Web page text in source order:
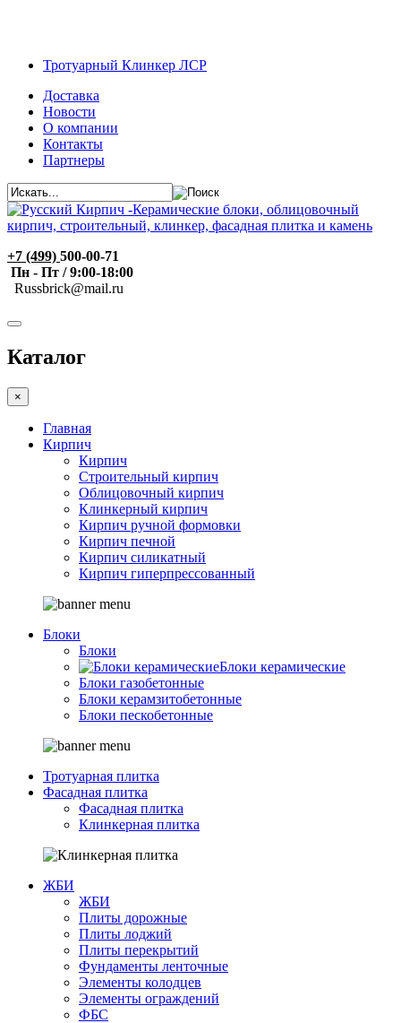
Тротуарный Клинкер ЛСР
Доставка
Новости
О компании
Контакты
Партнеры
+7 (499) 500-00-71
Пн - Пт / 9:00-18:00
Russbrick@mail.ru
Каталог
×
Главная
Кирпич
Кирпич
Строительный кирпич
Облицовочный кирпич
Клинкерный кирпич
Кирпич ручной формовки
Кирпич печной
Кирпич силикатный
Кирпич гиперпрессованный
Блоки
Блоки
Блоки керамические
Блоки газобетонные
Блоки керамзитобетонные
Блоки пескобетонные
Тротуарная плитка
Фасадная плитка
Фасадная плитка
Клинкерная плитка
ЖБИ
ЖБИ
Плиты дорожные
Плиты лоджий
Плиты перекрытий
Фундаменты ленточные
Элементы колодцев
Элементы ограждений
ФБС